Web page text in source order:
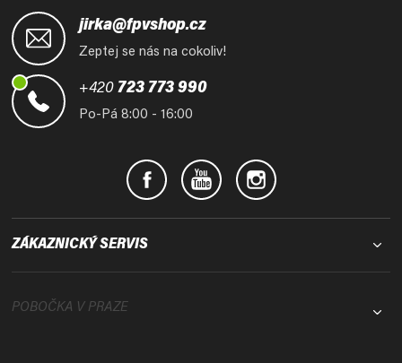
jirka@fpvshop.cz
Zeptej se nás na cokoliv!
+420 723 773 990
Po-Pá 8:00 - 16:00
ZÁKAZNICKÝ SERVIS
POBOČKA V PRAZE